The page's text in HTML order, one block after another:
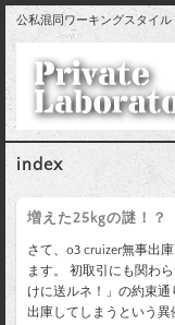
公私混同ワーキングスタイル
index
増えた25kgの謎！？
さて、o3 cruizer無事出
ます。 初取引にも関わ
けに送ルネ！」の約束通
出庫してしまうという異